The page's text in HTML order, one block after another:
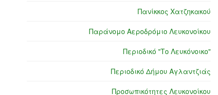
Πανίκκος Χατζηκακού
Παράνομο Αεροδρόμιο Λευκονοίκου
Περιοδικό "Το Λευκόνοικο"
Περιοδικό Δήμου Αγλαντζιάς
Προσωπικότητες Λευκονοίκου